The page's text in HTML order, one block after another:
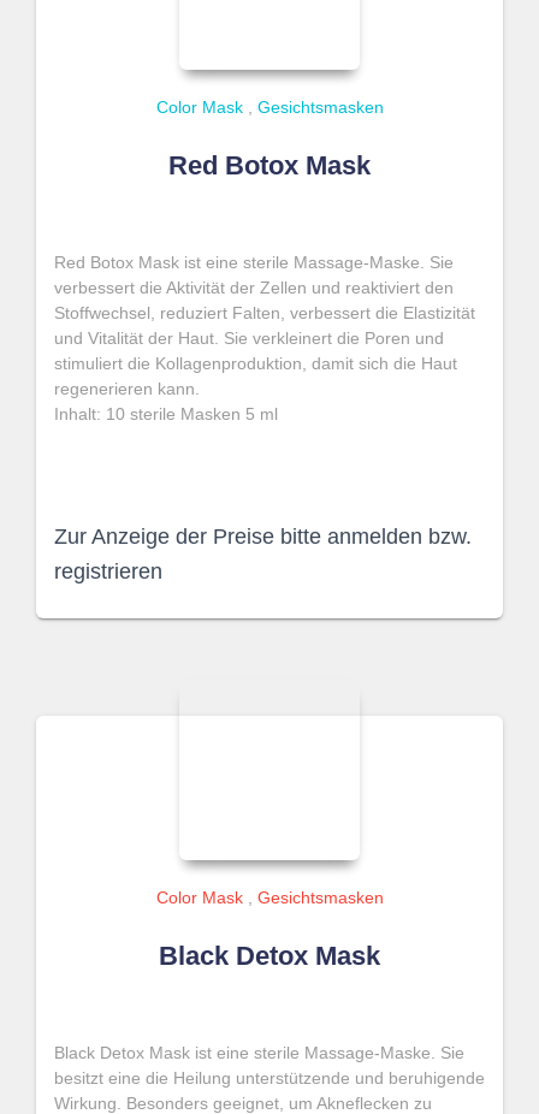
Color Mask, Gesichtsmasken
Red Botox Mask
Red Botox Mask ist eine sterile Massage-Maske. Sie
verbessert die Aktivität der Zellen und reaktiviert den
Stoffwechsel, reduziert Falten, verbessert die Elastizität
und Vitalität der Haut. Sie verkleinert die Poren und
stimuliert die Kollagenproduktion, damit sich die Haut
regenerieren kann.
Inhalt: 10 sterile Masken 5 ml
Zur Anzeige der Preise bitte anmelden bzw.
registrieren
Color Mask, Gesichtsmasken
Black Detox Mask
Black Detox Mask ist eine sterile Massage-Maske. Sie
besitzt eine die Heilung unterstützende und beruhigende
Wirkung. Besonders geeignet, um Akneflecken zu